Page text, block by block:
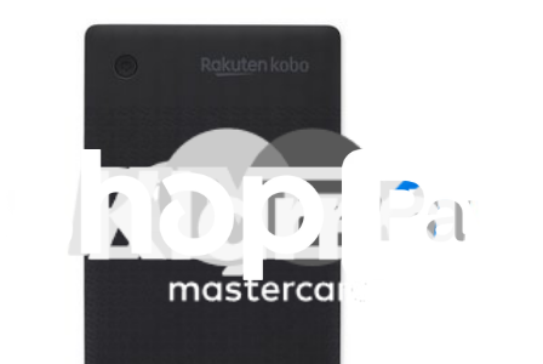
Je m'abonne à la newsletter
Apprenez quelque chose de nouveau chaque semaine